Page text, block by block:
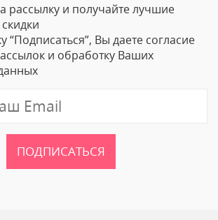
рассылку и получайте лучшие
“Подписаться”, Вы даете согласие
и обработку Ваших
ПОДПИСАТЬСЯ